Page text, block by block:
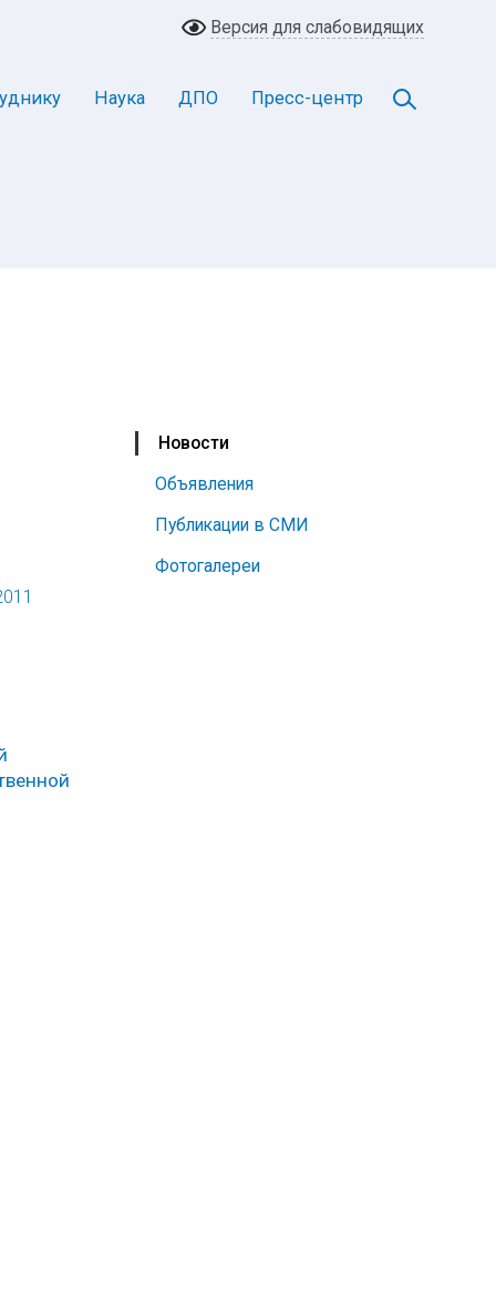
Версия для слабовидящих
Наука ДПО Пресс-центр
Новости
Объявления
Публикации в СМИ
Фотогалереи